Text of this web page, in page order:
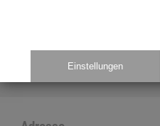
Einstellungen